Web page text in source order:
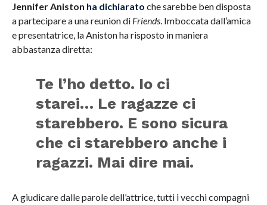
Jennifer Aniston ha dichiarato che sarebbe ben disposta
a partecipare a una reunion di Friends. Imboccata dall’amica
e presentatrice, la Aniston ha risposto in maniera
abbastanza diretta:
Te l’ho detto. Io ci
starei… Le ragazze ci
starebbero. E sono sicura
che ci starebbero anche i
ragazzi. Mai dire mai.
A giudicare dalle parole dell’attrice, tutti i vecchi compagni